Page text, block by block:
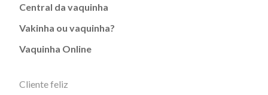
Central da vaquinha
Vakinha ou vaquinha?
Vaquinha Online
Cliente feliz